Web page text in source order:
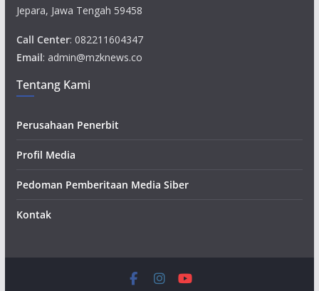
Jepara, Jawa Tengah 59458
Call Center: 082211604347
Email: admin@mzknews.co
Tentang Kami
Perusahaan Penerbit
Profil Media
Pedoman Pemberitaan Media Siber
Kontak